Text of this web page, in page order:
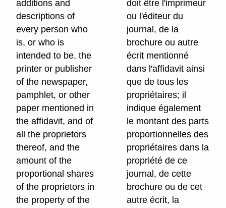
additions and
descriptions of
every person who
is, or who is
intended to be, the
printer or publisher
of the newspaper,
pamphlet, or other
paper mentioned in
the affidavit, and of
all the proprietors
thereof, and the
amount of the
proportional shares
of the proprietors in
the property of the
doit être l'imprimeur
ou l'éditeur du
journal, de la
brochure ou autre
écrit mentionné
dans l'affidavit ainsi
que de tous les
propriétaires; il
indique également
le montant des parts
proportionnelles des
propriétaires dans la
propriété de ce
journal, de cette
brochure ou de cet
autre écrit, la